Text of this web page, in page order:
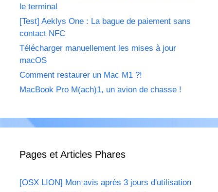
le terminal
[Test] Aeklys One : La bague de paiement sans
contact NFC
Télécharger manuellement les mises à jour
macOS
Comment restaurer un Mac M1 ?!
MacBook Pro M(ach)1, un avion de chasse !
Pages et Articles Phares
[OSX LION] Mon avis après 3 jours d'utilisation